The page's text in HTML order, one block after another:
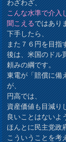
わざわざ、
こんな水準で介入
聞こえるではあり
下手したら、
また７６円を目指
後は、米国のドル
頼みの綱です。
東電が「賠償に備
が、
円高では、
資産価値も目減り
良いことはないよ
ほんとに民主党政
こういうことを考